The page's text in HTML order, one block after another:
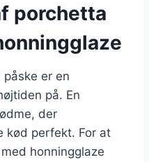
porchetta
er en
på. En
der
kød perfekt. For at
honningglaze